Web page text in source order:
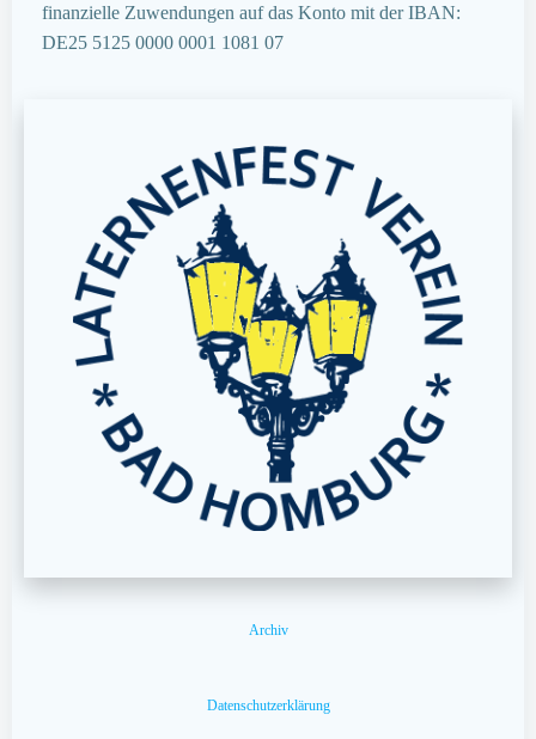
finanzielle Zuwendungen auf das Konto mit der IBAN:
DE25 5125 0000 0001 1081 07
Archiv
Datenschutzerklärung